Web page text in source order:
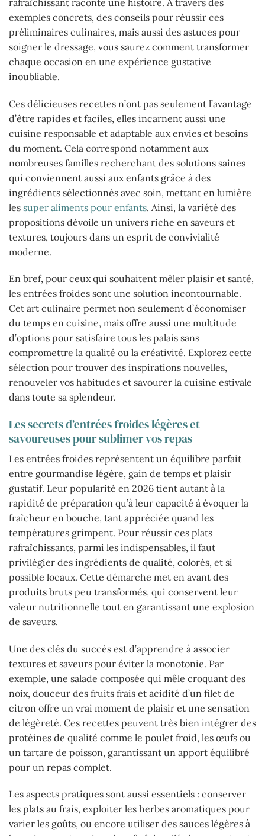
exemples concrets, des conseils pour réussir ces
préliminaires culinaires, mais aussi des astuces pour
soigner le dressage, vous saurez comment transformer
chaque occasion en une expérience gustative
inoubliable.
Ces délicieuses recettes n’ont pas seulement l’avantage
d’être rapides et faciles, elles incarnent aussi une
cuisine responsable et adaptable aux envies et besoins
du moment. Cela correspond notamment aux
nombreuses familles recherchant des solutions saines
qui conviennent aussi aux enfants grâce à des
ingrédients sélectionnés avec soin, mettant en lumière
les super aliments pour enfants. Ainsi, la variété des
propositions dévoile un univers riche en saveurs et
textures, toujours dans un esprit de convivialité
moderne.
En bref, pour ceux qui souhaitent mêler plaisir et santé,
les entrées froides sont une solution incontournable.
Cet art culinaire permet non seulement d’économiser
du temps en cuisine, mais offre aussi une multitude
d’options pour satisfaire tous les palais sans
compromettre la qualité ou la créativité. Explorez cette
sélection pour trouver des inspirations nouvelles,
renouveler vos habitudes et savourer la cuisine estivale
dans toute sa splendeur.
Les secrets d’entrées froides légères et
savoureuses pour sublimer vos repas
Les entrées froides représentent un équilibre parfait
entre gourmandise légère, gain de temps et plaisir
gustatif. Leur popularité en 2026 tient autant à la
rapidité de préparation qu’à leur capacité à évoquer la
fraîcheur en bouche, tant appréciée quand les
températures grimpent. Pour réussir ces plats
rafraîchissants, parmi les indispensables, il faut
privilégier des ingrédients de qualité, colorés, et si
possible locaux. Cette démarche met en avant des
produits bruts peu transformés, qui conservent leur
valeur nutritionnelle tout en garantissant une explosion
de saveurs.
Une des clés du succès est d’apprendre à associer
textures et saveurs pour éviter la monotonie. Par
exemple, une salade composée qui mêle croquant des
noix, douceur des fruits frais et acidité d’un filet de
citron offre un vrai moment de plaisir et une sensation
de légèreté. Ces recettes peuvent très bien intégrer des
protéines de qualité comme le poulet froid, les œufs ou
un tartare de poisson, garantissant un apport équilibré
pour un repas complet.
Les aspects pratiques sont aussi essentiels : conserver
les plats au frais, exploiter les herbes aromatiques pour
varier les goûts, ou encore utiliser des sauces légères à